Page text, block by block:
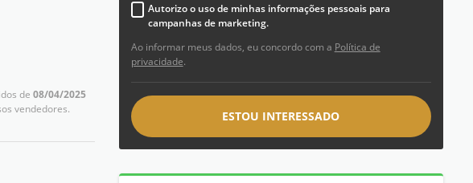
de 08/04/2025
vendedores.
Autorizo o uso de minhas informações pessoais para
campanhas de marketing.
Ao informar meus dados, eu concordo com a Política de
privacidade.
ESTOU INTERESSADO